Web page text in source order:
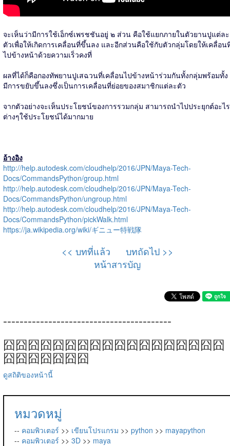
จะเห็นว่ามีการใช้เอ็กซ์เพรชชันอยู่ ๒ ส่วน คือใช้แยกภายในตัวยานปูแต่ละ
ตัวเพื่อให้เกิดการเคลื่อนที่ขึ้นลง และอีกส่วนคือใช้กับตัวกลุ่มโดยให้เคลื่อน
ไปข้างหน้าด้วยความเร็วคงที่
ผลที่ได้ก็คือกองทัพยานปูเสฉวนที่เคลื่อนไปข้างหน้าร่วมกันทั้งกลุ่มพร้อมทั้ง
มีการขยับขึ้นลงซึ่งเป็นการเคลื่อนที่ย่อยของสมาชิกแต่ละตัว
จากตัวอย่างจะเห็นประโยชน์ของการรวมกลุ่ม สามารถนำไปประยุกต์อะไร
ต่างๆใช้ประโยชน์ได้มากมาย
อ้างอิง
http://help.autodesk.com/cloudhelp/2016/JPN/Maya-Tech-
Docs/CommandsPython/group.html
http://help.autodesk.com/cloudhelp/2016/JPN/Maya-Tech-
Docs/CommandsPython/ungroup.html
http://help.autodesk.com/cloudhelp/2016/JPN/Maya-Tech-
Docs/CommandsPython/pickWalk.html
https://ja.wikipedia.org/wiki/ギニュー特戦隊
<< บทที่แล้ว
บทถัดไป >>
หน้าสารบัญ
-----------------------------------------
囧囧囧囧囧囧囧囧囧囧囧囧囧囧囧囧囧囧
囧囧囧囧囧囧囧
ดูสถิติของหน้านี้
หมวดหมู่
-- คอมพิวเตอร์ >> เขียนโปรแกรม >> python >> mayapython
-- คอมพิวเตอร์ >> 3D >> maya